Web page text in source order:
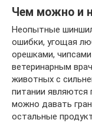
Чем можно и
Неопытные
ошибки, угощая
орешками,
ветеринарным
животных с
питании являются
можно давать
остальные